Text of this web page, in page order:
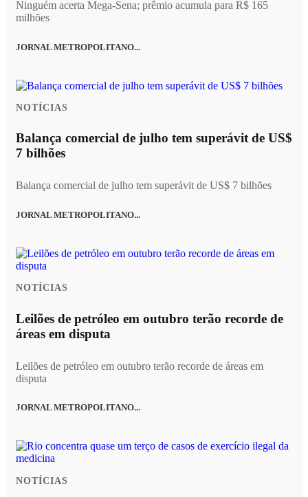
Ninguém acerta Mega-Sena; prêmio acumula para R$ 165
milhões
JORNAL METROPOLITANO...
NOTÍCIAS
Balança comercial de julho tem superávit de US$
7 bilhões
Balança comercial de julho tem superávit de US$ 7 bilhões
JORNAL METROPOLITANO...
NOTÍCIAS
Leilões de petróleo em outubro terão recorde de
áreas em disputa
Leilões de petróleo em outubro terão recorde de áreas em
disputa
JORNAL METROPOLITANO...
NOTÍCIAS